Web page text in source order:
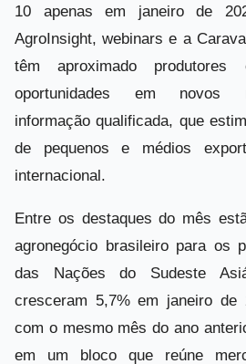
10 apenas em janeiro de
AgroInsight, webinars e a
têm aproximado
oportunidades em novos
informação qualificada, que
de pequenos e médios
internacional.
Entre os destaques do mês
agronegócio brasileiro para os
das Nações do Sudeste
cresceram 5,7% em janeiro de
com o mesmo mês do ano
em um bloco que reúne